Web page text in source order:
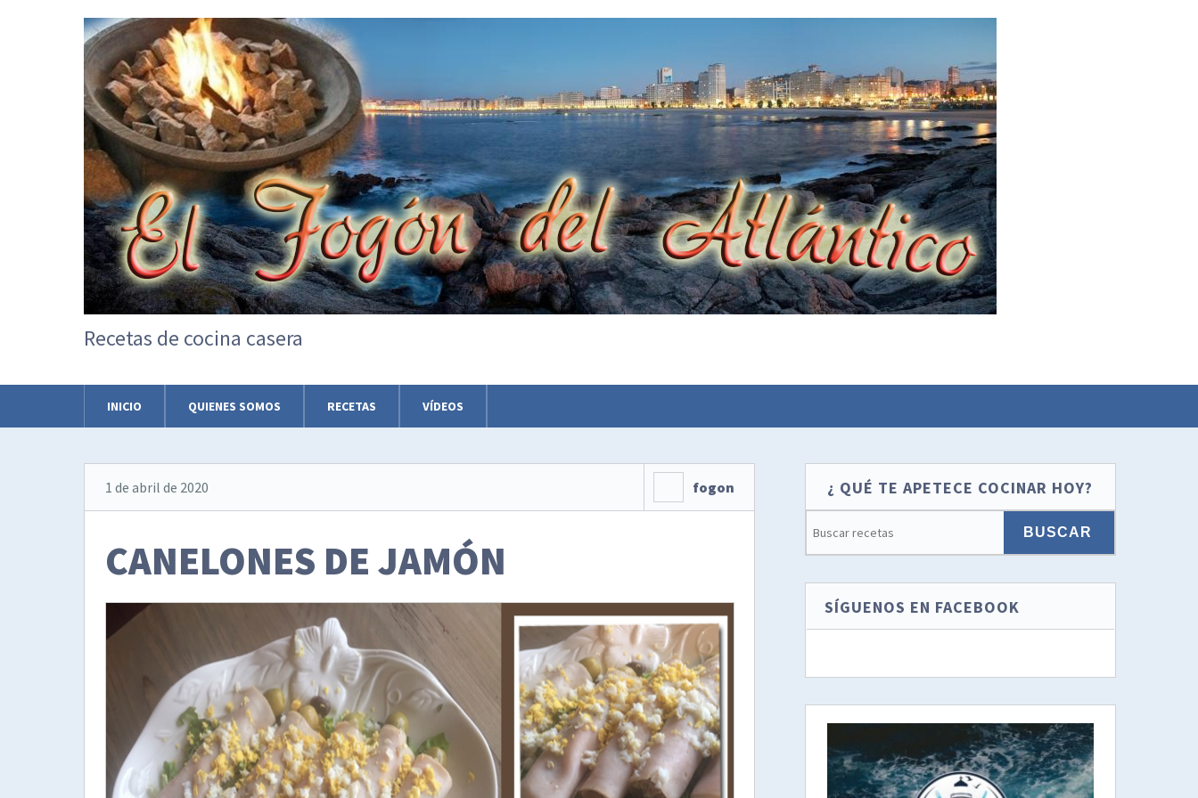
Recetas de cocina casera
INICIO QUIENES SOMOS RECETAS VÍDEOS
1 de abril de 2020 fogon
CANELONES DE JAMÓN
¿ QUÉ TE APETECE COCINAR HOY?
SÍGUENOS EN FACEBOOK